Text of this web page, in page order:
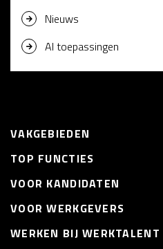
Nieuws
AI toepassingen
VAKGEBIEDEN
TOP FUNCTIES
VOOR KANDIDATEN
VOOR WERKGEVERS
WERKEN BIJ WERKTALENT